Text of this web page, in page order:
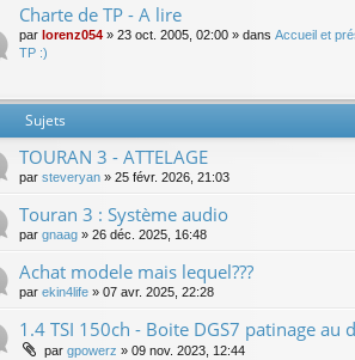
Charte de TP - A lire
par lorenz054 » 23 oct. 2005, 02:00 » dans Accueil et
TP :)
Sujets
TOURAN 3 - ATTELAGE
par steveryan » 25 févr. 2026, 21:03
Touran 3 : Système audio
par gnaag » 26 déc. 2025, 16:48
Achat modele mais lequel???
par ekin4life » 07 avr. 2025, 22:28
1.4 TSI 150ch - Boite DGS7 patinage au
par gpowerz » 09 nov. 2023, 12:44